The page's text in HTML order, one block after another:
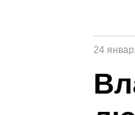
24